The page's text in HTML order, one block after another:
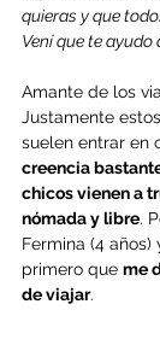
quieras y que
Vení que te ayudo
Amante de los
Justamente
suelen entrar en
creencia
chicos vienen a
nómada y libre.
Fermina (4 años)
primero que me
de viajar.